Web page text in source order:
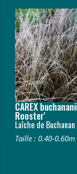
CAREX
Rooster'
Laîche de Buchanan
Taille : 0.40-0.60m